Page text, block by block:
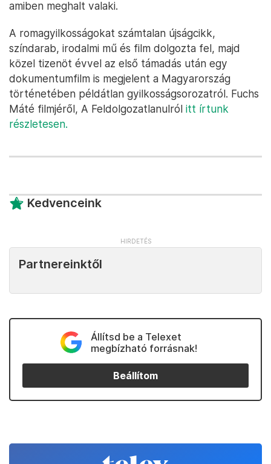
amiben meghalt valaki.
A romagyilkosságokat számtalan újságcikk,
színdarab, irodalmi mű és film dolgozta fel, majd
közel tizenöt évvel az első támadás után egy
dokumentumfilm is megjelent a Magyarország
történetében példátlan gyilkosságsorozatról. Fuchs
Máté filmjéről, A Feldolgozatlanulról itt írtunk
részletesen.
Kedvenceink
Partnereinktől
Állítsd be a Telexet
megbízható forrásnak!
Beállítom